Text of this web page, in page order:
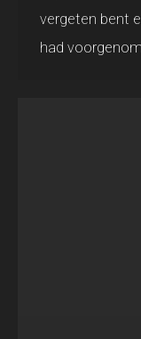
vergeten bent
had